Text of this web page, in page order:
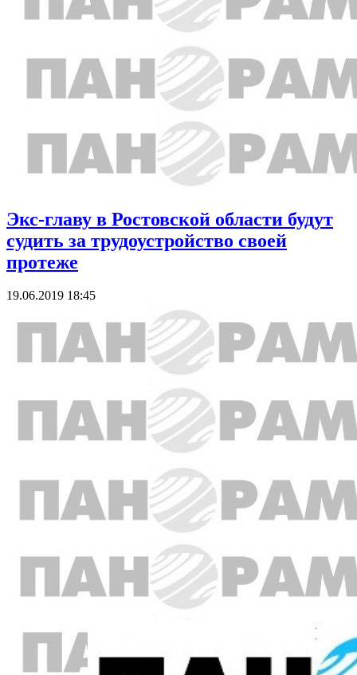
Экс-главу в Ростовской области будут
судить за трудоустройство своей
протеже
19.06.2019 18:45